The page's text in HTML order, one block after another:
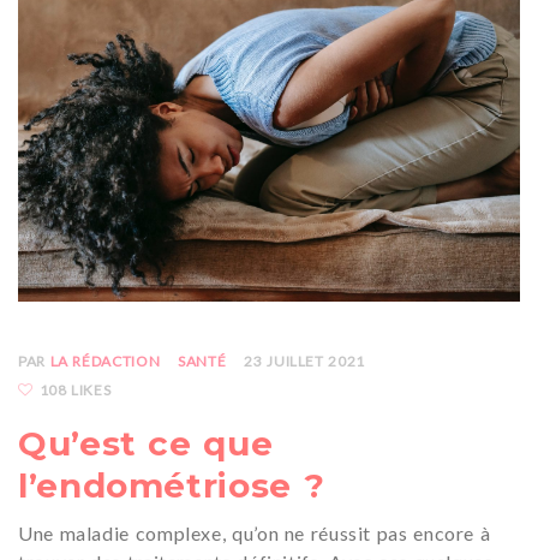
PAR LA RÉDACTION SANTÉ
23 JUILLET 2021
108 LIKES
Qu’est ce que
l’endométriose ?
Une maladie complexe, qu’on ne réussit pas encore à